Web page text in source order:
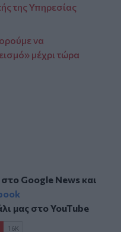
της Υπηρεσίας
να
μέχρι τώρα
στο Google Newsκαι
μας στοYouTube